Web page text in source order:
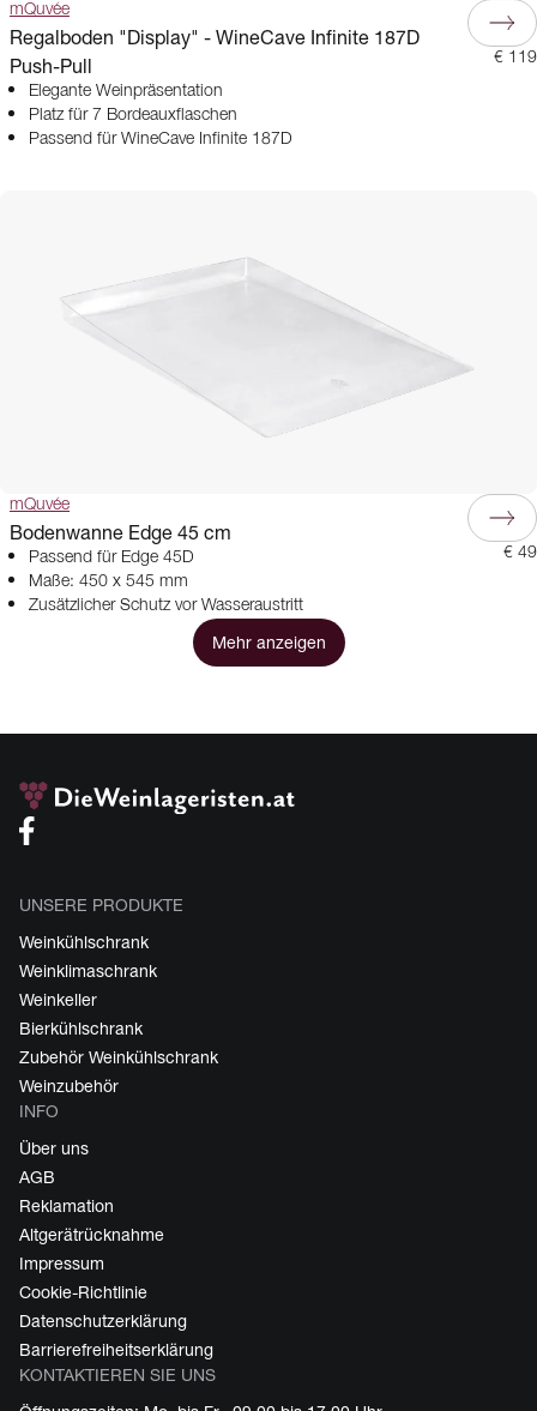
mQuvée
Regalboden "Display" - WineCave Infinite 187D
Push-Pull
Elegante Weinpräsentation
Platz für 7 Bordeauxflaschen
Passend für WineCave Infinite 187D
€ 119
mQuvée
Bodenwanne Edge 45 cm
Passend für Edge 45D
Maße: 450 x 545 mm
Zusätzlicher Schutz vor Wasseraustritt
€ 49
Mehr anzeigen
UNSERE PRODUKTE
Weinkühlschrank
Weinklimaschrank
Weinkeller
Bierkühlschrank
Zubehör Weinkühlschrank
Weinzubehör
INFO
Über uns
AGB
Reklamation
Altgerätrücknahme
Impressum
Cookie-Richtlinie
Datenschutzerklärung
Barrierefreiheitserklärung
KONTAKTIEREN SIE UNS